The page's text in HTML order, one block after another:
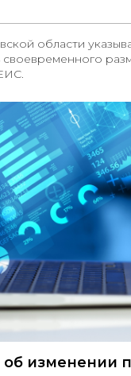
области
своевременного
изменении